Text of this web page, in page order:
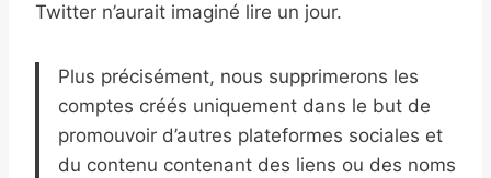
Twitter n’aurait imaginé lire un jour.
Plus précisément, nous supprimerons les
comptes créés uniquement dans le but de
promouvoir d’autres plateformes sociales et
du contenu contenant des liens ou des noms